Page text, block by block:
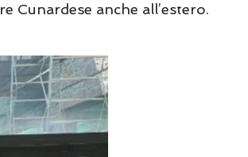
Cunardese anche all’estero.